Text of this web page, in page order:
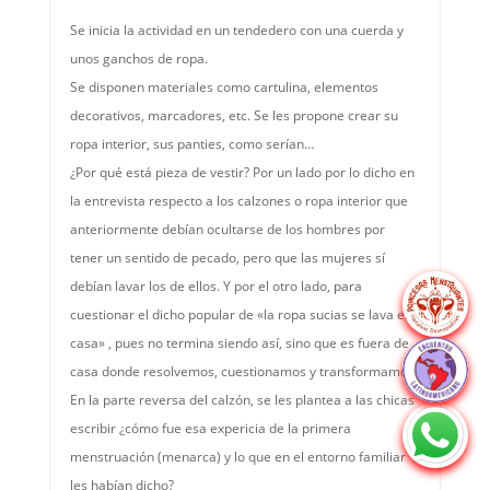
Se inicia la actividad en un tendedero con una cuerda y
unos ganchos de ropa.
Se disponen materiales como cartulina, elementos
decorativos, marcadores, etc. Se les propone crear su
ropa interior, sus panties, como serían…
¿Por qué está pieza de vestir? Por un lado por lo dicho en
la entrevista respecto a los calzones o ropa interior que
anteriormente debían ocultarse de los hombres por
tener un sentido de pecado, pero que las mujeres sí
debían lavar los de ellos. Y por el otro lado, para
cuestionar el dicho popular de «la ropa sucias se lava en
casa» , pues no termina siendo así, sino que es fuera de
casa donde resolvemos, cuestionamos y transformamos.
En la parte reversa del calzón, se les plantea a las chicas
escribir ¿cómo fue esa expericia de la primera
menstruación (menarca) y lo que en el entorno familiar
les habían dicho?